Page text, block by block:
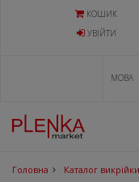
КОШИК
УВIЙТИ
МОВА
Головна Каталог